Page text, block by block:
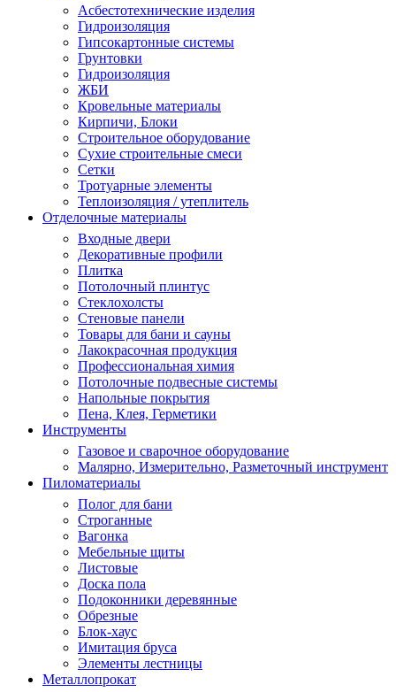
Асбестотехнические изделия
Гидроизоляция
Гипсокартонные системы
Грунтовки
Гидроизоляция
ЖБИ
Кровельные материалы
Кирпичи, Блоки
Строительное оборудование
Сухие строительные смеси
Сетки
Тротуарные элементы
Теплоизоляция / утеплитель
Отделочные материалы
Входные двери
Декоративные профили
Плитка
Потолочный плинтус
Стеклохолсты
Стеновые панели
Товары для бани и сауны
Лакокрасочная продукция
Профессиональная химия
Потолочные подвесные системы
Напольные покрытия
Пена, Клея, Герметики
Инструменты
Газовое и сварочное оборудование
Малярно, Измерительно, Разметочный инструмент
Пиломатериалы
Полог для бани
Строганные
Вагонка
Мебельные щиты
Листовые
Доска пола
Подоконники деревянные
Обрезные
Блок-хаус
Имитация бруса
Элементы лестницы
Металлопрокат